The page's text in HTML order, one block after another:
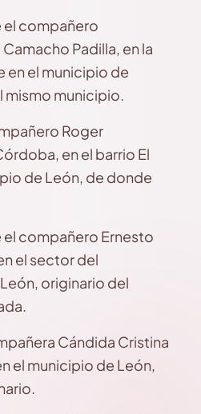
el compañero
Padilla, en la
en el municipio de
mismo municipio.
Roger
en el barrio El
de León, de donde
compañero Ernesto
el sector del
originario del
Cándida Cristina
el municipio de León,